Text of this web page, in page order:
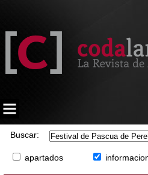
Buscar:
apartados